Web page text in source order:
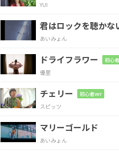
口 べたなとこ
D
嫌 いじゃないかな
好きになっ てくれ
YUI
君はロックを聴かな
あいみょん
ドライフラワー 初心
優里
チェリー 初心者ver
スピッツ
マリーゴールド
あいみょん